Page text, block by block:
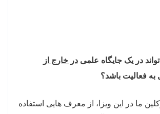
تواند در یک جایگاه علمی در خارج از
فعالیت باشد؟
ما در این ویزا، از معرف هایی استفاده